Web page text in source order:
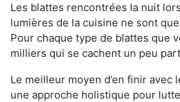
Les blattes rencontrées la nuit
lumières de la cuisine ne sont
Pour chaque type de blattes que
milliers qui se cachent un peu
Le meilleur moyen d’en finir avec
une approche holistique pour